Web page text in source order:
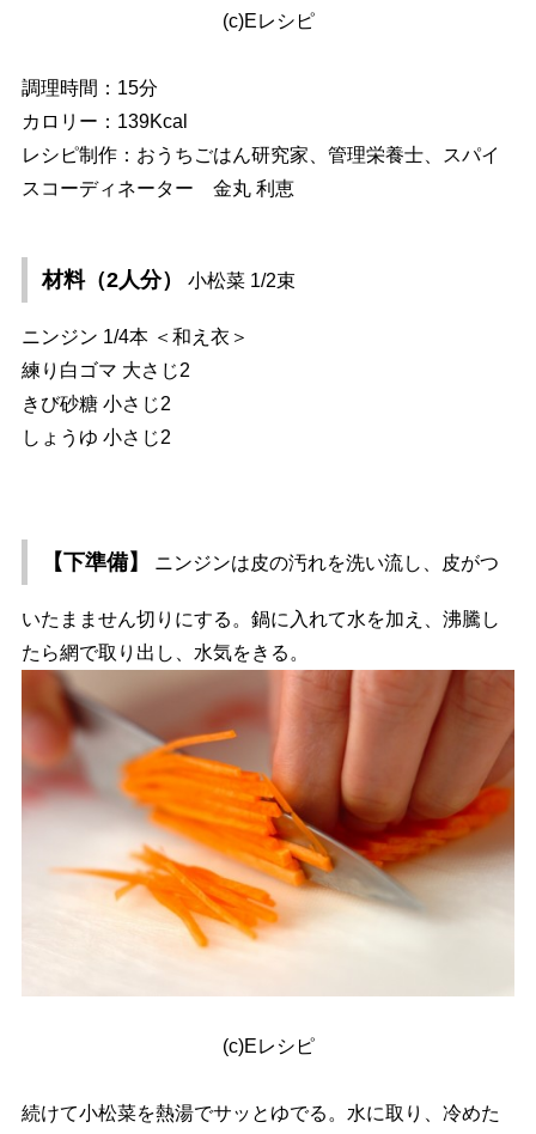
(c)Eレシピ
調理時間：15分
カロリー：139Kcal
レシピ制作：おうちごはん研究家、管理栄養士、スパイ
スコーディネーター 金丸 利恵
材料（2人分） 小松菜 1/2束
ニンジン 1/4本 ＜和え衣＞
練り白ゴマ 大さじ2
きび砂糖 小さじ2
しょうゆ 小さじ2
【下準備】 ニンジンは皮の汚れを洗い流し、皮がつ
いたまません切りにする。鍋に入れて水を加え、沸騰し
たら網で取り出し、水気をきる。
(c)Eレシピ
続けて小松菜を熱湯でサッとゆでる。水に取り、冷めた